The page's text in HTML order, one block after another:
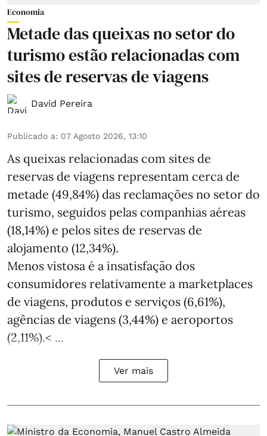
Economia
Metade das queixas no setor do
turismo estão relacionadas com
sites de reservas de viagens
David Pereira
Publicado a: 07 Agosto 2026, 13:10
As queixas relacionadas com sites de
reservas de viagens representam cerca de
metade (49,84%) das reclamações no setor do
turismo, seguidos pelas companhias aéreas
(18,14%) e pelos sites de reservas de
alojamento (12,34%).
Menos vistosa é a insatisfação dos
consumidores relativamente a marketplaces
de viagens, produtos e serviços (6,61%),
agências de viagens (3,44%) e aeroportos
(2,11%).< ...
Ver mais